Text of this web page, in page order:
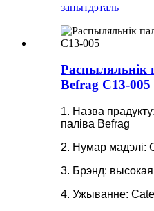
запытдэталь
Распыляльнік
Befrag C13-005
1. Назва
паліва Befrag
2. Нумар мадэлі:
3. Брэнд: высокая
4. Ужыванне: